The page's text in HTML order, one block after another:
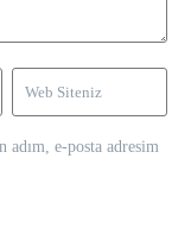
adım, e-posta adresim